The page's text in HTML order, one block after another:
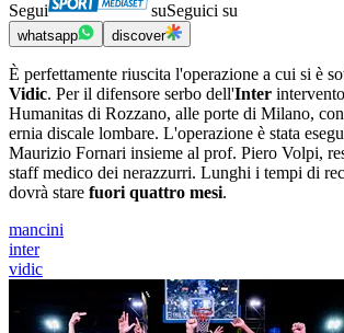
Segui suSeguici su
whatsapp discover
È perfettamente riuscita l'operazione a cui si è
Vidic. Per il difensore serbo dell'Inter
Humanitas di Rozzano, alle porte di Milano,
ernia discale lombare. L'operazione è stata
Maurizio Fornari insieme al prof. Piero Volpi,
staff medico dei nerazzurri. Lunghi i tempi di
dovrà stare fuori quattro mesi.
mancini
inter
vidic